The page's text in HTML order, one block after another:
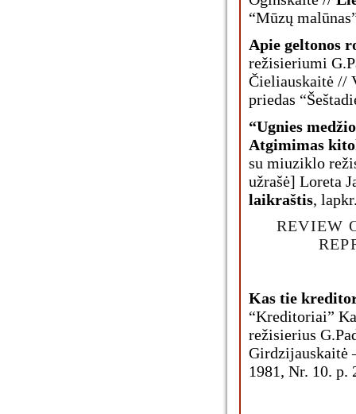
“Mūzų
Apie geltonos
režisieriumi
Čieliauskaitė //
priedas
“Ugnies
Atgimimas
su miuziklo
užrašė] Loreta
laikraštis,
REVIEW
Kas tie
“Kreditoriai”
režisierius
1981, Nr. 10. p.